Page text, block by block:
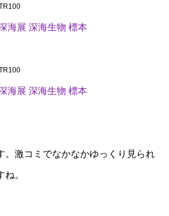
。激コミでなかなかゆっくり見られ
。